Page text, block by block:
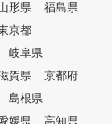
形県
福島県
京都
岐阜県
賀県
京都府
島根県
媛県 高知県